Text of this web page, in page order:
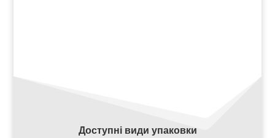
Доступні види упаковки